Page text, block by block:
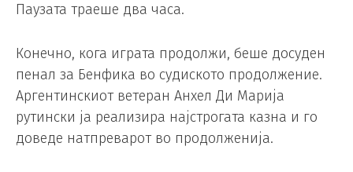
Паузата траеше два часа.
Конечно, кога играта продолжи, беше досуден
пенал за Бенфика во судиското продолжение.
Аргентинскиот ветеран Анхел Ди Марија
рутински ја реализира најстрогата казна и го
доведе натпреварот во продолженија.